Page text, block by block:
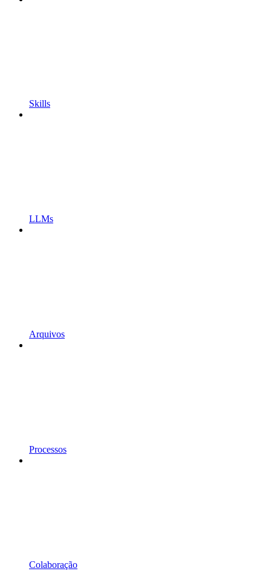
Skills
LLMs
Arquivos
Processos
Colaboração